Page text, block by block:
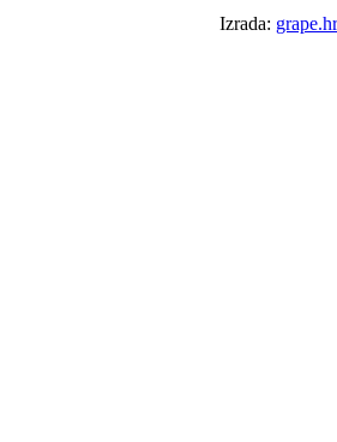
Izrada: grape.hr